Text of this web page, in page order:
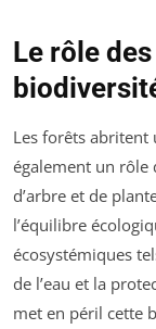
Le rôle
Les forêts
également un rôle
d’arbre et de
l’équilibre
écosystémiques
de l’eau et la
met en péril cette